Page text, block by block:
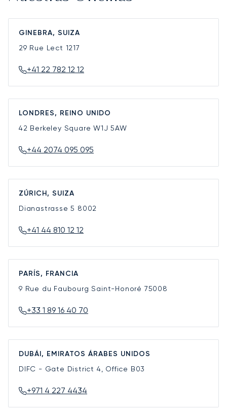
GINEBRA, SUIZA
29 Rue Lect 1217
+41 22 782 12 12
LONDRES, REINO UNIDO
42 Berkeley SquareW1J 5AW
+44 2074 095 095
ZÚRICH, SUIZA
Dianastrasse 5 8002
+41 44 810 12 12
PARÍS, FRANCIA
9 Rue du Faubourg Saint-Honoré 75008
+33 1 89 16 40 70
DUBÁI, EMIRATOS ÁRABES UNIDOS
DIFC - Gate District 4, Office B03
+971 4 227 4434